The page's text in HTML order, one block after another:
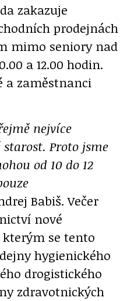
zakazuje
prodejnách
mimo seniory nad
a 12.00 hodin.
zaměstnanci
nejvíce
Proto jsme
od 10 do 12
Babiš. Večer
nové
se tento
hygienického
drogistického
zdravotnických